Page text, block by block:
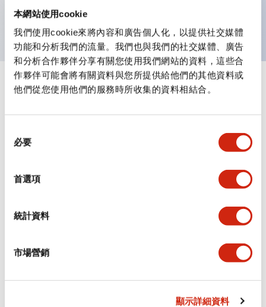
本網站使用cookie
我們使用cookie來將內容和廣告個人化，以提供社交媒體
功能和分析我們的流量。我們也與我們的社交媒體、廣告
和分析合作夥伴分享有關您使用我們網站的資料，這些合
作夥伴可能會將有關資料與您所提供給他們的其他資料或
他們從您使用他們的服務時所收集的資料相結合。
必要
首選項
統計資料
市場營銷
顯示詳細資料
防護結構
規格
審美規範
電氣規範（額定照明部分）
環境規範
機械規格